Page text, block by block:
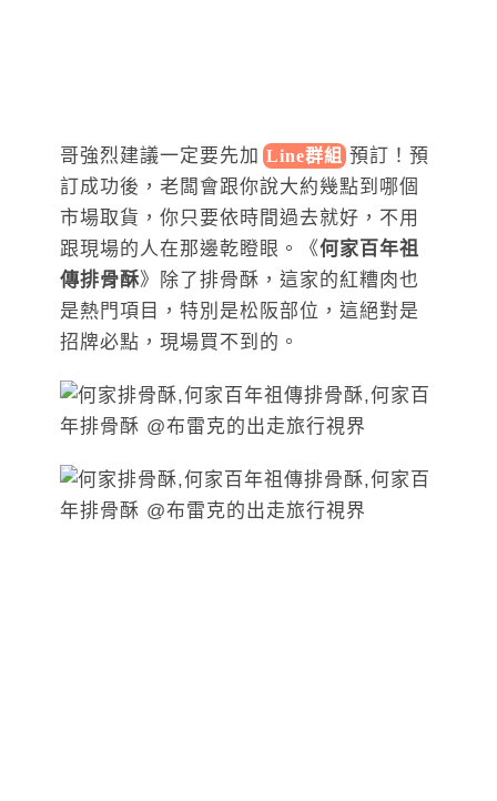
哥強烈建議一定要先加 Line群組 預訂！預
訂成功後，老闆會跟你說大約幾點到哪個
市場取貨，你只要依時間過去就好，不用
跟現場的人在那邊乾瞪眼。《何家百年祖
傳排骨酥》除了排骨酥，這家的紅糟肉也
是熱門項目，特別是松阪部位，這絕對是
招牌必點，現場買不到的。